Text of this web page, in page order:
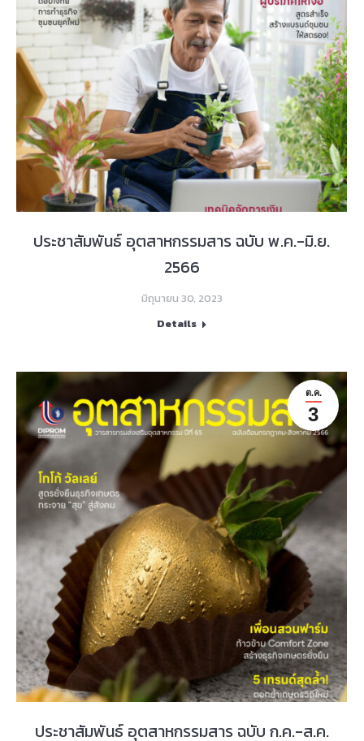
ประชาสัมพันธ์ อุตสาหกรรมสาร ฉบับ พ.ค.-มิ.ย.
2566
มิถุนายน 30, 2023
Details
ต.ค.
3
ประชาสัมพันธ์ อุตสาหกรรมสาร ฉบับ ก.ค.-ส.ค.